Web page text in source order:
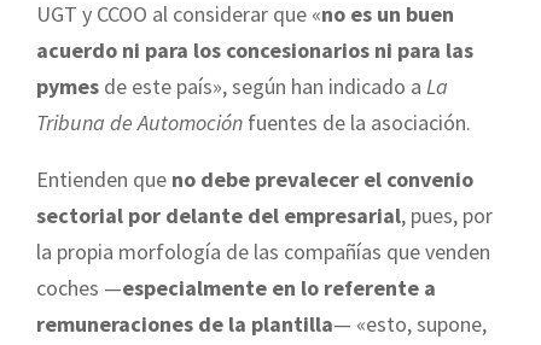
UGT y CCOO al considerar que «no es un buen
acuerdo ni para los concesionarios ni para las
pymes de este país», según han indicado a La
Tribuna de Automoción fuentes de la asociación.
Entienden que no debe prevalecer el convenio
sectorial por delante del empresarial, pues, por
la propia morfología de las compañías que venden
coches —especialmente en lo referente a
remuneraciones de la plantilla— «esto, supone,